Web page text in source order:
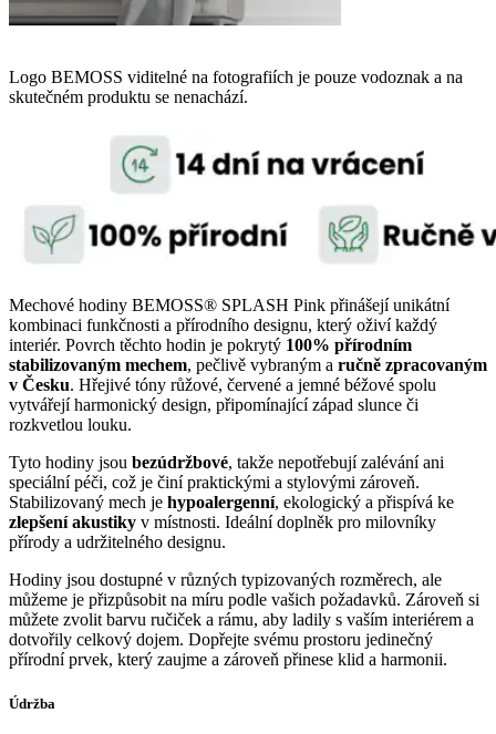
Logo BEMOSS viditelné na fotografiích je pouze vodoznak a na
skutečném produktu se nenachází.
Mechové hodiny BEMOSS® SPLASH Pink přinášejí unikátní
kombinaci funkčnosti a přírodního designu, který oživí každý
interiér. Povrch těchto hodin je pokrytý 100% přírodním
stabilizovaným mechem, pečlivě vybraným a ručně zpracovaným
v Česku. Hřejivé tóny růžové, červené a jemné béžové spolu
vytvářejí harmonický design, připomínající západ slunce či
rozkvetlou louku.
Tyto hodiny jsou bezúdržbové, takže nepotřebují zalévání ani
speciální péči, což je činí praktickými a stylovými zároveň.
Stabilizovaný mech je hypoalergenní, ekologický a přispívá ke
zlepšení akustiky v místnosti. Ideální doplněk pro milovníky
přírody a udržitelného designu.
Hodiny jsou dostupné v různých typizovaných rozměrech, ale
můžeme je přizpůsobit na míru podle vašich požadavků. Zároveň si
můžete zvolit barvu ručiček a rámu, aby ladily s vaším interiérem a
dotvořily celkový dojem. Dopřejte svému prostoru jedinečný
přírodní prvek, který zaujme a zároveň přinese klid a harmonii.
Údržba